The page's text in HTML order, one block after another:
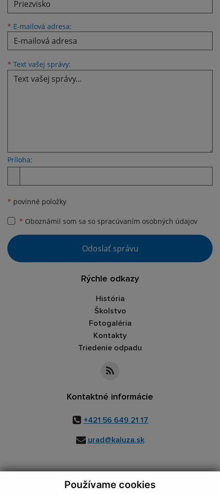
Používame cookies
* E-mailová adresa:
* Text vašej správy:
Príloha:
* povinné položky
* Oboznámil som sa so spracúvaním osobných údajov
Google reCaptcha Response
Odoslať správu
Rýchle odkazy
História
Školstvo
Fotogaléria
Kontakty
Triedenie odpadu
Kontaktné informácie
+421 56 649 21 17
urad@kaluza.sk
využite možnosť získavania aktuálnych informácií s využitím RSS